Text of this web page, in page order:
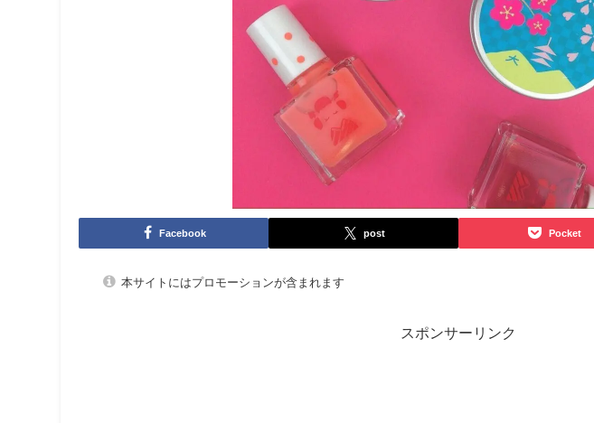
Facebook post Pocket
本サイトにはプロモーションが含まれます
スポンサーリンク